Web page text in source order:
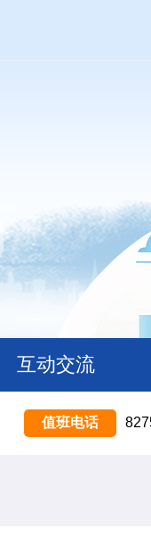
互动交流
值班电话